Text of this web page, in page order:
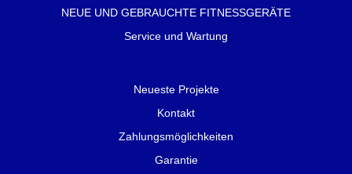
NEUE UND GEBRAUCHTE FITNESSGERÄTE
Service und Wartung
Neueste Projekte
Kontakt
Zahlungsmöglichkeiten
Garantie